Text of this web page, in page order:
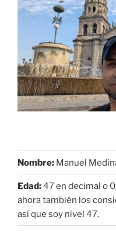
Nombre: Manuel
Edad:47 en decimal o
ahora también los
así que soy nivel 47.